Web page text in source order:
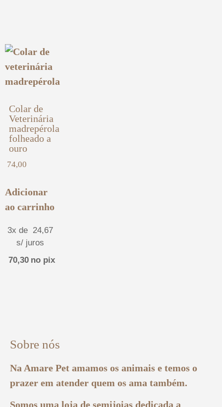
Colar de
Veterinária
madrepérola
folheado a
ouro
74,00
Adicionar
ao carrinho
3x de 24,67
s/ juros
70,30 no pix
Sobre nós
Na Amare Pet amamos os animais e temos o
prazer em atender quem os ama também.
Somos uma loja de semijoias dedicada a